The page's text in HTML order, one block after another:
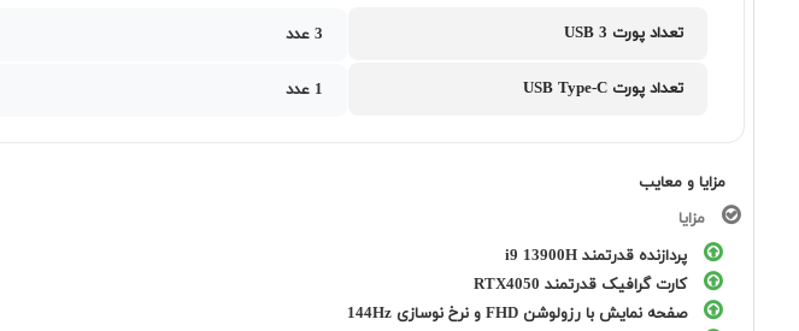
تعداد پورت USB 3 3 عدد
تعداد پورت USB Type-C 1 عدد
مزایا و معایب
مزایا
پردازنده قدرتمند i9 13900H
کارت گرافیک قدرتمند RTX4050
صفحه نمایش با رزولوشن FHD و نرخ نوسازی 144Hz